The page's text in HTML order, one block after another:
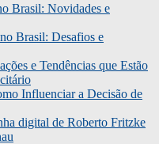
Brasil: Novidades e
Brasil: Desafios e
e Tendências que Estão
Influenciar a Decisão de
digital de Roberto Fritzke